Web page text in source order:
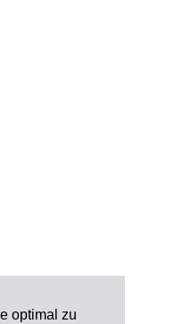
optimal zu